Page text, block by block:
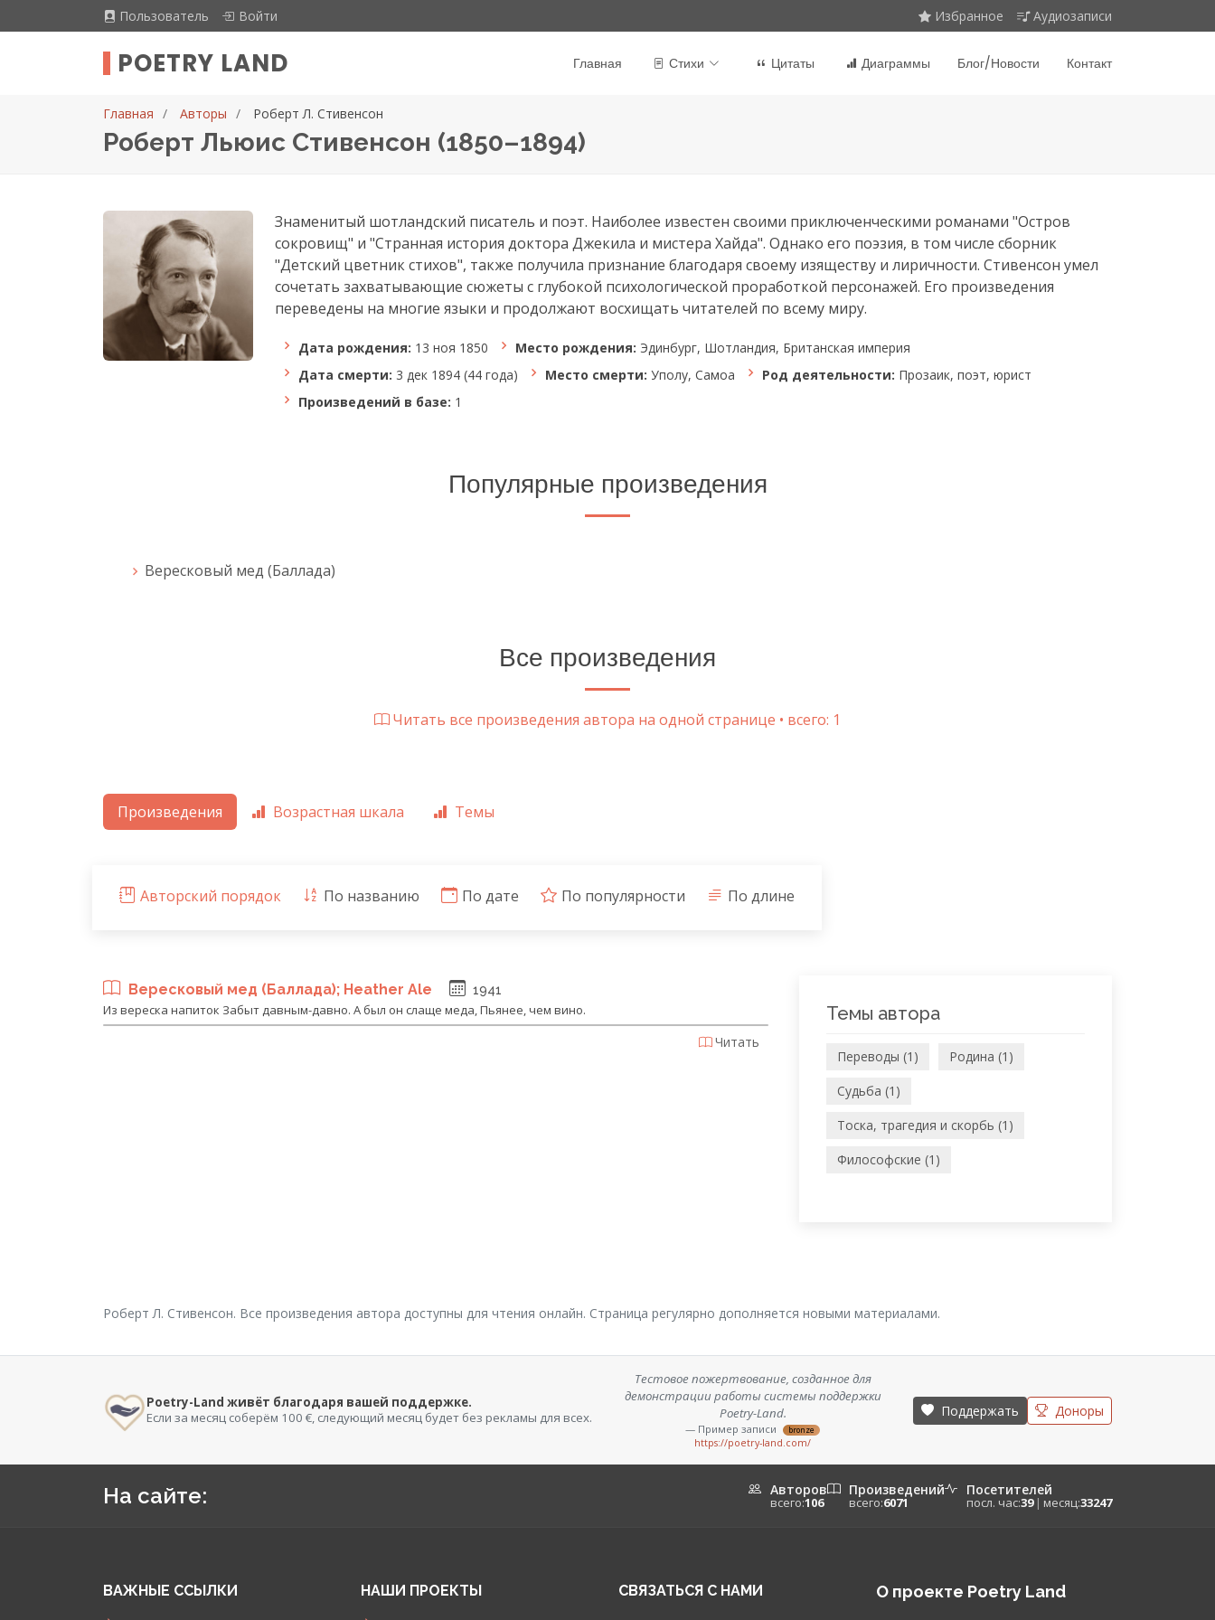
Пользователь Войти Избранное Аудиозаписи
POETRY LAND Главная Стихи Цитаты Диаграммы Блог/Новости Контакт
Главная Авторы Роберт Л. Стивенсон
Роберт Льюис Стивенсон (1850–1894)
Знаменитый шотландский писатель и поэт. Наиболее известен своими приключенческими романами "Остров
сокровищ" и "Странная история доктора Джекила и мистера Хайда". Однако его поэзия, в том числе сборник
"Детский цветник стихов", также получила признание благодаря своему изяществу и лиричности. Стивенсон умел
сочетать захватывающие сюжеты с глубокой психологической проработкой персонажей. Его произведения
переведены на многие языки и продолжают восхищать читателей по всему миру.
Дата рождения: 13 ноя 1850 Место рождения: Эдинбург, Шотландия, Британская империя
Дата смерти: 3 дек 1894 (44 года) Место смерти: Уполу, Самоа Род деятельности: Прозаик, поэт, юрист
Произведений в базе: 1
Популярные произведения
Вересковый мед (Баллада)
Все произведения
Читать все произведения автора на одной странице • всего: 1
Произведения Возрастная шкала Темы
Авторский порядок По названию По дате По популярности По длине
Вересковый мед (Баллада); Heather Ale 1941
Из вереска напиток Забыт давным-давно. А был он слаще меда, Пьянее, чем вино.
Читать
Темы автора
Переводы (1)
Родина (1)
Судьба (1)
Тоска, трагедия и скорбь (1)
Философские (1)
Роберт Л. Стивенсон. Все произведения автора доступны для чтения онлайн. Страница регулярно дополняется новыми материалами.
Poetry-Land живёт благодаря вашей поддержке.
Если за месяц соберём 100 €, следующий месяц будет без рекламы для всех.
Тестовое пожертвование, созданное для
демонстрации работы системы поддержки
Poetry-Land.
— Пример записи bronze
https://poetry-land.com/
Поддержать Доноры
На сайте: Авторов
всего:106
Произведений
всего:6071
Посетителей
посл. час:39 | месяц:33247
ВАЖНЫЕ ССЫЛКИ НАШИ ПРОЕКТЫ СВЯЗАТЬСЯ С НАМИ О проекте Poetry Land